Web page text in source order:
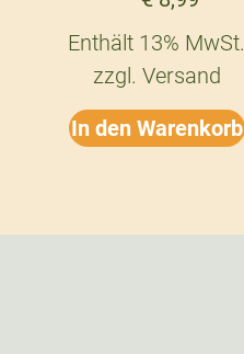
Enthält 13% MwSt.
zzgl. Versand
In den Warenkorb